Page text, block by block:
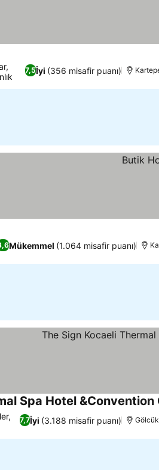
7,5İyi (356 misafir puanı)
Mükemmel (1.064 misafir puanı)
Spa Hotel &Convention
7,7İyi (3.188 misafir puanı)